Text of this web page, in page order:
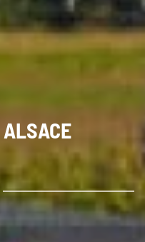
ALSACE